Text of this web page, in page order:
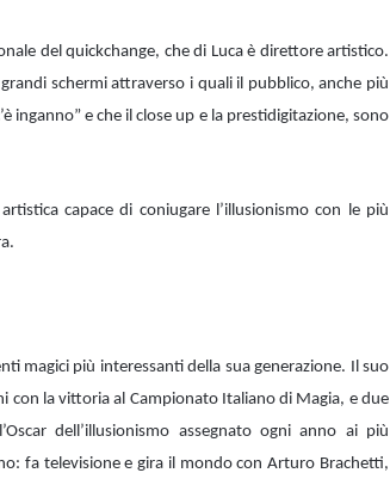
del quickchange, che di Luca è direttore artistico.
schermi attraverso i quali il pubblico, anche più
inganno” e che il close up e la prestidigitazione, sono
capace di coniugare l’illusionismo con le più
magici più interessanti della sua generazione. Il suo
la vittoria al Campionato Italiano di Magia, e due
dell’illusionismo assegnato ogni anno ai più
fa televisione e gira il mondo con Arturo Brachetti,